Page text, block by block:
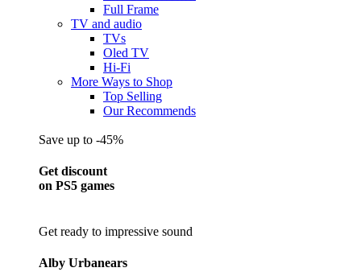
Full Frame
TV and audio
TVs
Oled TV
Hi-Fi
More Ways to Shop
Top Selling
Our Recommends
Save up to -45%
Get discount
on PS5 games
Get ready to impressive sound
Alby Urbanears